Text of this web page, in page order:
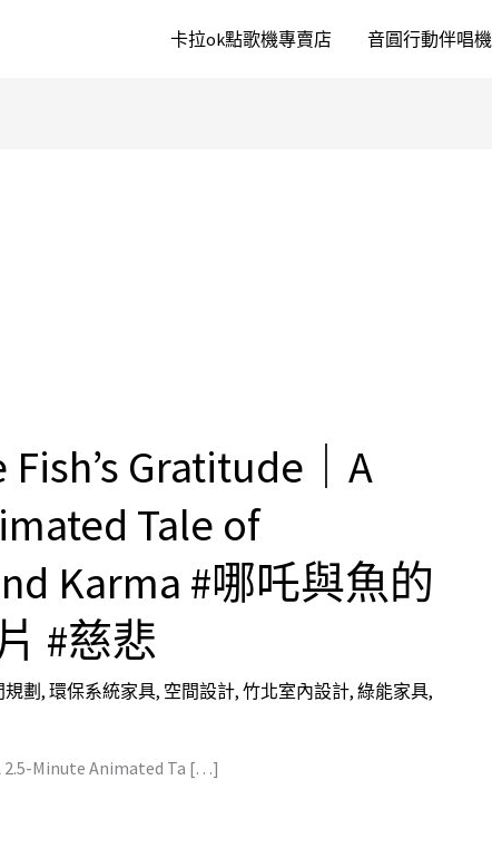
卡拉ok點歌機專賣店 音圓行動伴唱機
Gratitude｜A
Tale of
Karma #哪吒與魚的
#慈悲
劃 , 環保系統家具, 空間設計, 竹北室內設計, 綠能家具,
2.5-Minute Animated Ta […]